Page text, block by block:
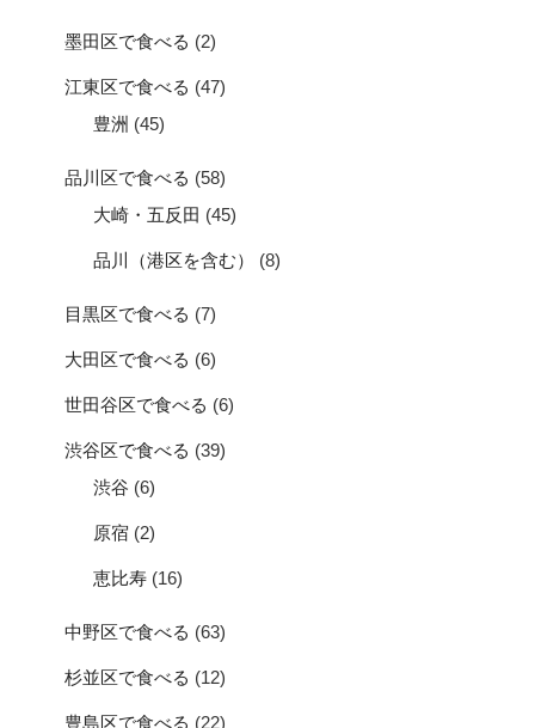
墨田区で食べる (2)
江東区で食べる (47)
豊洲 (45)
品川区で食べる (58)
大崎・五反田 (45)
品川（港区を含む） (8)
目黒区で食べる (7)
大田区で食べる (6)
世田谷区で食べる (6)
渋谷区で食べる (39)
渋谷 (6)
原宿 (2)
恵比寿 (16)
中野区で食べる (63)
杉並区で食べる (12)
豊島区で食べる (22)